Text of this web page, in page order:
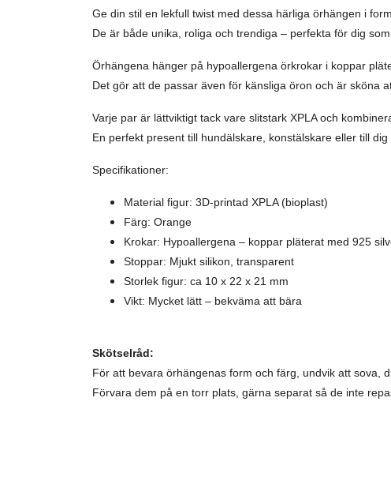
Ge din stil en lekfull twist med dessa härliga örhängen i
De är både unika, roliga och trendiga – perfekta för dig
Örhängena hänger på hypoallergena örkrokar i koppar
Det gör att de passar även för känsliga öron och är sköna
Varje par är lättviktigt tack vare slitstark XPLA och
En perfekt present till hundälskare, konstälskare eller till
Specifikationer:
Material figur: 3D-printad XPLA (bioplast)
Färg: Orange
Krokar: Hypoallergena – koppar pläterat med 925
Stoppar: Mjukt silikon, transparent
Storlek figur: ca 10 x 22 x 21 mm
Vikt: Mycket lätt – bekväma att bära
Skötselråd:
För att bevara örhängenas form och färg, undvik att sova,
Förvara dem på en torr plats, gärna separat så de inte